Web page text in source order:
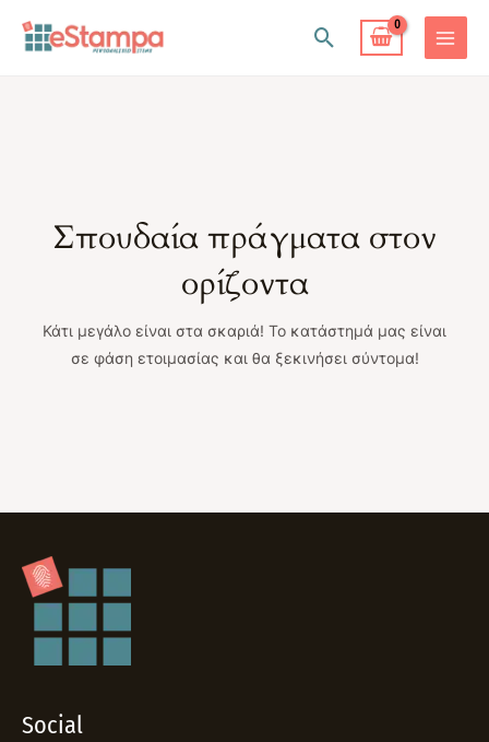
Αναζήτηση
MAIN
Σπουδαία πράγματα στον
ορίζοντα
Κάτι μεγάλο είναι στα σκαριά! Το κατάστημά μας είναι
σε φάση ετοιμασίας και θα ξεκινήσει σύντομα!
Social